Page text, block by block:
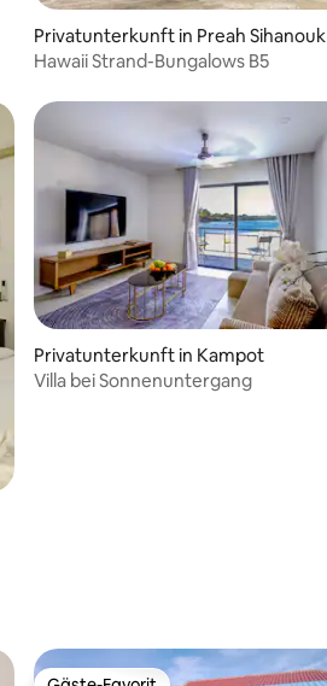
Privatunterkunft in Preah Sihanouk
Hawaii Strand-Bungalows B5
Privatunterkunft in Kampot
Villa bei Sonnenuntergang